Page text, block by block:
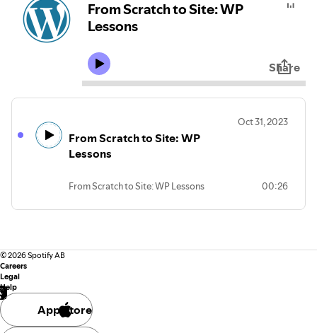
From Scratch to Site: WP
Lessons
Share
From Scratch to Site: WP
Lessons
From Scratch to Site: WP Lessons
Oct 31, 2023
00:26
©2026Spotify AB
Careers
Legal
Help
App Store